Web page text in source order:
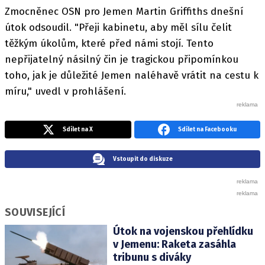
Zmocněnec OSN pro Jemen Martin Griffiths dnešní
útok odsoudil. "Přeji kabinetu, aby měl sílu čelit
těžkým úkolům, které před námi stojí. Tento
nepřijatelný násilný čin je tragickou připomínkou
toho, jak je důležité Jemen naléhavě vrátit na cestu k
míru," uvedl v prohlášení.
Sdílet na X Sdílet na Facebooku
Vstoupit do diskuze
SOUVISEJÍCÍ
Útok na vojenskou přehlídku
v Jemenu: Raketa zasáhla
tribunu s diváky